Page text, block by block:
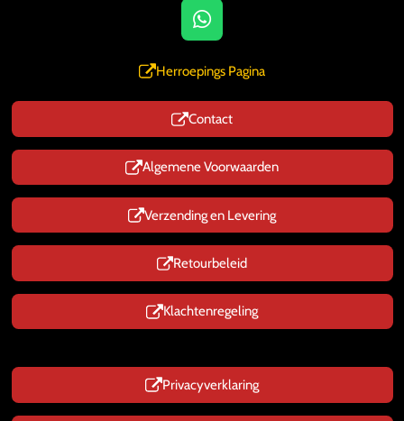
W
h
a
s
A
p
p
Herroepings Pagina
Contact
Algemene Voorwaarden
Verzending en Levering
Retourbeleid
Klachtenregeling
Privacyverklaring